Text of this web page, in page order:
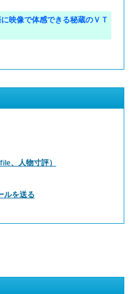
映像で体感できる秘蔵のＶＴ
、人物寸評）
ルを送る